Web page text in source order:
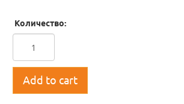
Количество:
Add to cart